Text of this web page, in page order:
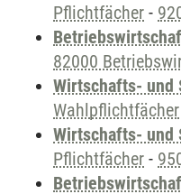
Pflichtfächer -
82000
Wirtschafts- und
Wahlpflichtfächer
Wirtschafts- und
Pflichtfächer -